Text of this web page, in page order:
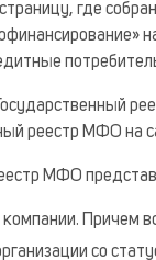
где
реестр МФО на
МФО
Причем
со